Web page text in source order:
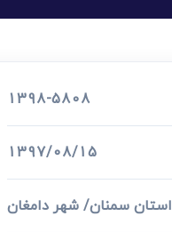
1398-5808
1397/08/15
استان سمنان/ شهر دامغان